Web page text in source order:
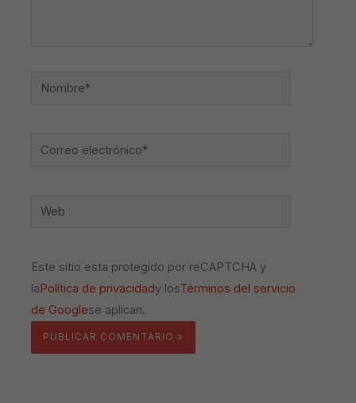
Nombre*
Correo
Web
Este sitio esta protegido por reCAPTCHA y
laPolítica de privacidady losTérminos del servicio
de Googlese aplican.